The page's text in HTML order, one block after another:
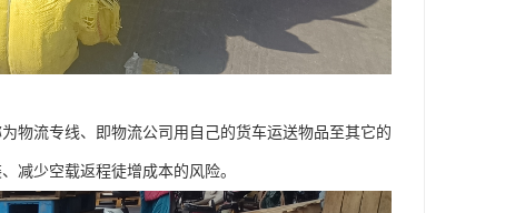
物流专线、即物流公司用自己的货车运送物品至其它的
减少空载返程徒增成本的风险。